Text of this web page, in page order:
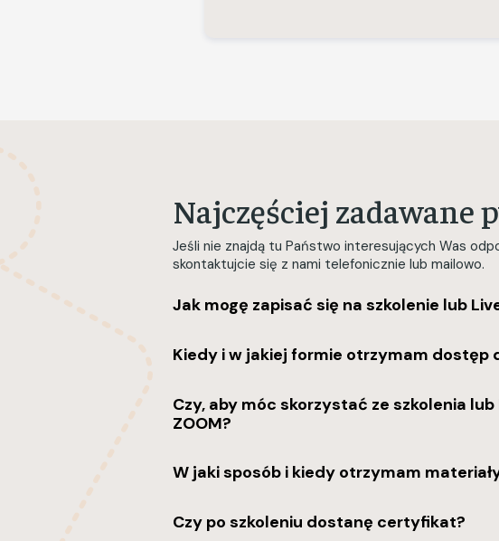
Najczęściej zadawane
Jeśli nie znajdą tu Państwo interesujących Was
skontaktujcie się z nami telefonicznie lub mailowo.
Jak mogę zapisać się na szkolenie lub
Kiedy i w jakiej formie otrzymam dostęp
Czy, aby móc skorzystać ze szkolenia
ZOOM?
W jaki sposób i kiedy otrzymam
Czy po szkoleniu dostanę certyfikat?